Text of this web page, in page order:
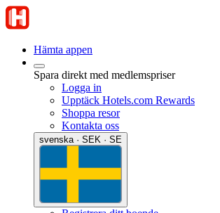
Hämta appen
Spara direkt med medlemspriser
Logga in
Upptäck Hotels.com Rewards
Shoppa resor
Kontakta oss
svenska · SEK · SE